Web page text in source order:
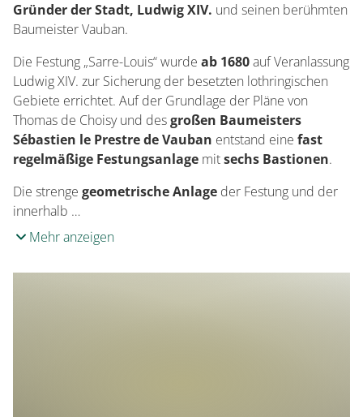
Gründer der Stadt, Ludwig XIV. und seinen berühmten
Baumeister Vauban.
Die Festung „Sarre-Louis“ wurde ab 1680auf Veranlassung
Ludwig XIV. zur Sicherung der besetzten lothringischen
Gebiete errichtet. Auf der Grundlage der Pläne von
Thomas de Choisy und desgroßen Baumeisters
Sébastien le Prestre de Vauban entstand eine fast
regelmäßige Festungsanlage mitsechs Bastionen.
Die strenge geometrische Anlage der Festung und der
innerhalb …
Mehr anzeigen